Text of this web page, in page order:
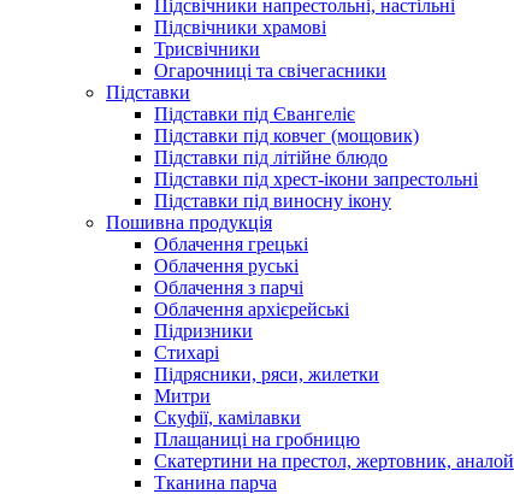
Підсвічники напрестольні, настільні
Підсвічники храмові
Трисвічники
Огарочниці та свічегасники
Підставки
Підставки під Євангеліє
Підставки під ковчег (мощовик)
Підставки під літійне блюдо
Підставки під хрест-ікони запрестольні
Підставки під виносну ікону
Пошивна продукція
Облачення грецькі
Облачення руські
Облачення з парчі
Облачення архієрейські
Підризники
Стихарі
Підрясники, ряси, жилетки
Митри
Скуфії, камілавки
Плащаниці на гробницю
Скатертини на престол, жертовник, аналой
Тканина парча